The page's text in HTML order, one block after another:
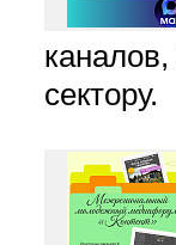
сектору.